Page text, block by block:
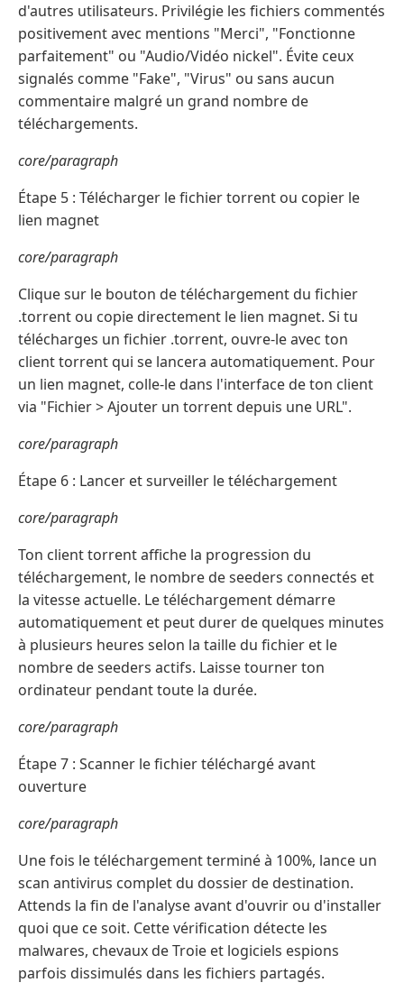
d'autres utilisateurs. Privilégie les fichiers commentés
positivement avec mentions "Merci", "Fonctionne
parfaitement" ou "Audio/Vidéo nickel". Évite ceux
signalés comme "Fake", "Virus" ou sans aucun
commentaire malgré un grand nombre de
téléchargements.
core/paragraph
Étape 5 : Télécharger le fichier torrent ou copier le
lien magnet
core/paragraph
Clique sur le bouton de téléchargement du fichier
.torrent ou copie directement le lien magnet. Si tu
télécharges un fichier .torrent, ouvre-le avec ton
client torrent qui se lancera automatiquement. Pour
un lien magnet, colle-le dans l'interface de ton client
via "Fichier > Ajouter un torrent depuis une URL".
core/paragraph
Étape 6 : Lancer et surveiller le téléchargement
core/paragraph
Ton client torrent affiche la progression du
téléchargement, le nombre de seeders connectés et
la vitesse actuelle. Le téléchargement démarre
automatiquement et peut durer de quelques minutes
à plusieurs heures selon la taille du fichier et le
nombre de seeders actifs. Laisse tourner ton
ordinateur pendant toute la durée.
core/paragraph
Étape 7 : Scanner le fichier téléchargé avant
ouverture
core/paragraph
Une fois le téléchargement terminé à 100%, lance un
scan antivirus complet du dossier de destination.
Attends la fin de l'analyse avant d'ouvrir ou d'installer
quoi que ce soit. Cette vérification détecte les
malwares, chevaux de Troie et logiciels espions
parfois dissimulés dans les fichiers partagés.